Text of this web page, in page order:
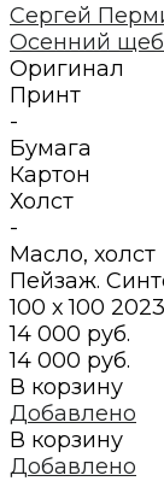
Сергей
Осенний
Оригинал
Принт
-
Бумага
Картон
Холст
-
Масло, холст
Пейзаж.
100 х 100 2023
14 000 руб.
14 000 руб.
В корзину
Добавлено
В корзину
Добавлено